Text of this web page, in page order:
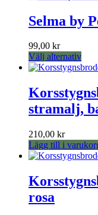
Selma by
99,00 kr
Välj alternativDen
här
har
flera
kan
stramalj,
210,00 kr
Lägg till i
rosa